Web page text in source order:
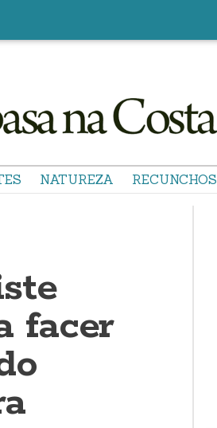
NATUREZA RECUNCHOS
facer